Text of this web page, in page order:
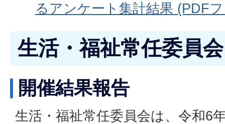
るアンケート集計結果 (PDF
生活・福祉常任委員会
開催結果報告
生活・福祉常任委員会は、令和6